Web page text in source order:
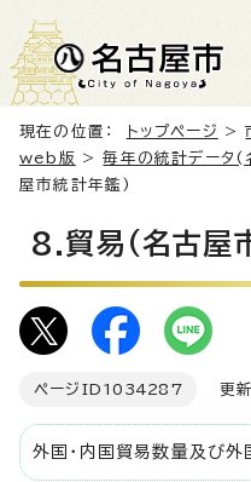
現在の位置： トップページ >
web版 >毎年の統計データ
屋市統計年鑑)
8.貿易(名古屋
ページID 1034287 更新
外国・内国貿易数量及び外